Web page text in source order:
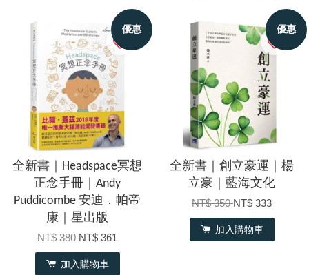
優惠
全新書｜Headspace冥想
正念手冊｜Andy
Puddicombe 安迪．帕帝
康｜星出版
NT$ 380NT$ 361
加入購物車
優惠
全新書｜創立豪運｜楊
立豪｜藍海文化
NT$ 350NT$ 333
加入購物車